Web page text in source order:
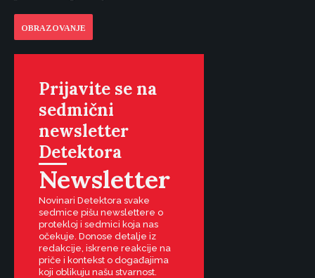
OBRAZOVANJE
Prijavite se na
sedmični
newsletter
Detektora
Newsletter
Novinari Detektora svake
sedmice pišu newslettere o
protekloj i sedmici koja nas
očekuje. Donose detalje iz
redakcije, iskrene reakcije na
priče i kontekst o događajima
koji oblikuju našu stvarnost.